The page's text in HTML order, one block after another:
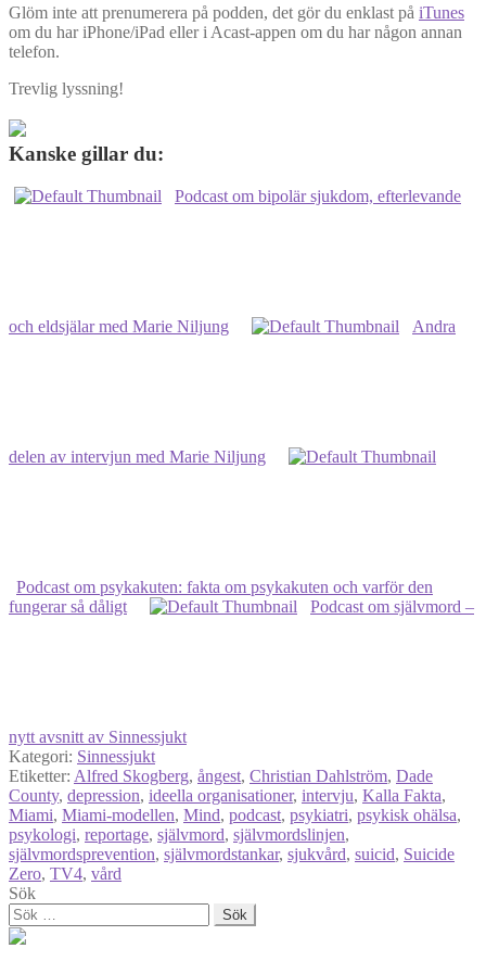
Glöm inte att prenumerera på podden, det gör du enklast på iTunes
om du har iPhone/iPad eller i Acast-appen om du har någon annan
telefon.
Trevlig lyssning!
Kanske gillar du:
Podcast om bipolär sjukdom, efterlevande
och eldsjälar med Marie Niljung Andra
delen av intervjun med Marie Niljung
Podcast om psykakuten: fakta om psykakuten och varför den
fungerar så dåligt
Podcast om självmord –
nytt avsnitt av Sinnessjukt
Kategori: Sinnessjukt
Etiketter: Alfred Skogberg, ångest, Christian Dahlström, Dade
County, depression, ideella organisationer, intervju, Kalla Fakta,
Miami, Miami-modellen, Mind, podcast, psykiatri, psykisk ohälsa,
psykologi, reportage, självmord, självmordslinjen,
självmordsprevention, självmordstankar, sjukvård, suicid, Suicide
Zero, TV4, vård
Sök
Sök
efter: